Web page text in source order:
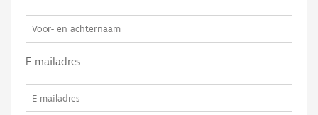
E-mailadres